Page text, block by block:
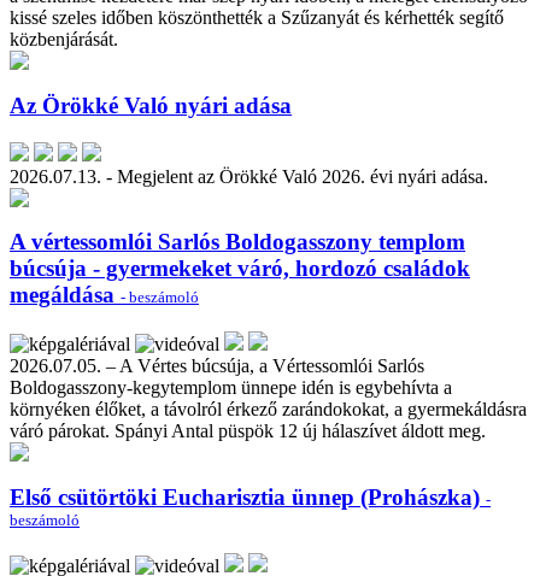
kissé szeles időben köszönthették a Szűzanyát és kérhették segítő
közbenjárását.
Az Örökké Való nyári adása
2026.07.13. - Megjelent az Örökké Való 2026. évi nyári adása.
A vértessomlói Sarlós Boldogasszony templom
búcsúja - gyermekeket váró, hordozó családok
megáldása - beszámoló
2026.07.05. – A Vértes búcsúja, a Vértessomlói Sarlós
Boldogasszony-kegytemplom ünnepe idén is egybehívta a
környéken élőket, a távolról érkező zarándokokat, a gyermekáldásra
váró párokat. Spányi Antal püspök 12 új hálaszívet áldott meg.
Első csütörtöki Eucharisztia ünnep (Prohászka) -
beszámoló